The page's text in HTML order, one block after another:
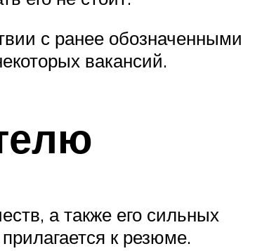
с ранее обозначенными
вакансий.
а также его сильных
к резюме.